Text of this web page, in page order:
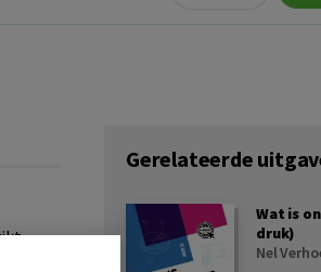
Gerelateerde
Wat is
druk)
Nel